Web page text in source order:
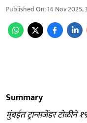
Published On:14 Nov 2025,
Summary
मुंबईत ट्रान्सजेंडर टोळीने